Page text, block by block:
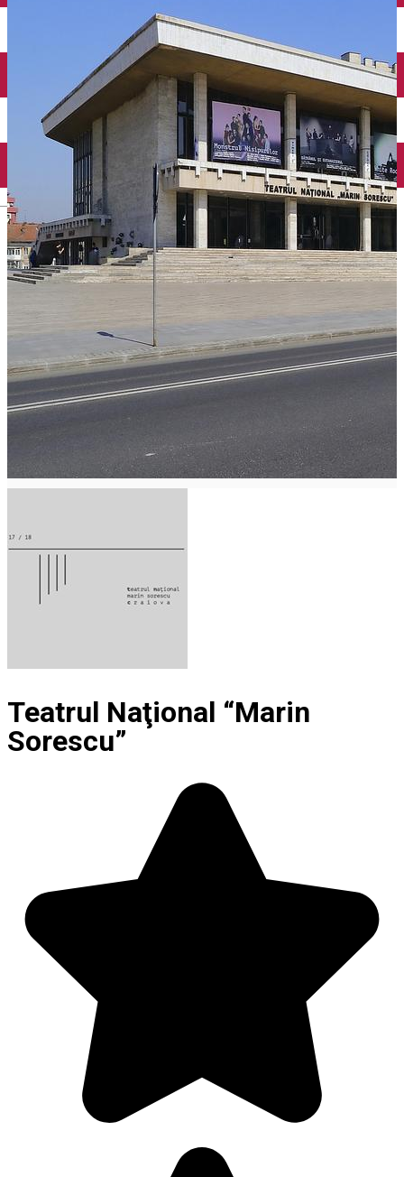
English
Închirieri auto
Închirieri biciclete
Încărcare vehicule electrice
Teatrul Naţional “Marin
Sorescu”